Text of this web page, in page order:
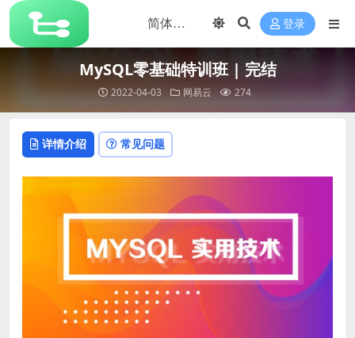
登录
MySQL零基础特训班 | 完结
2022-04-03 网易云 274
详情介绍 常见问题